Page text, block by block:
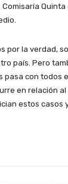
por la verdad,
país. Pero
pasa con todos
en relación
estos casos